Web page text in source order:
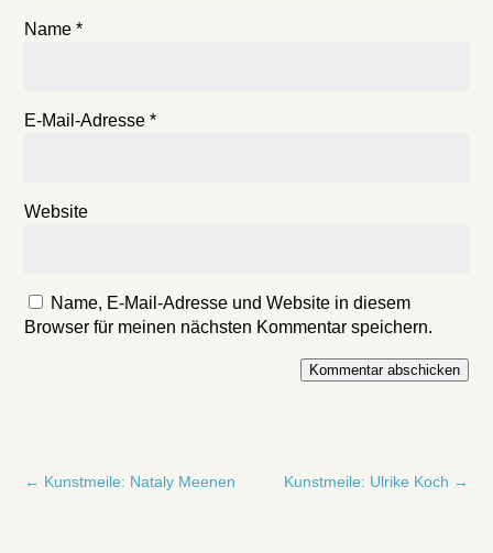
Name*
E-Mail-Adresse*
Website
Name, E-Mail-Adresse und Website in diesem
Browser für meinen nächsten Kommentar speichern.
Kommentar abschicken
← Kunstmeile: Nataly Meenen Kunstmeile: Ulrike Koch →